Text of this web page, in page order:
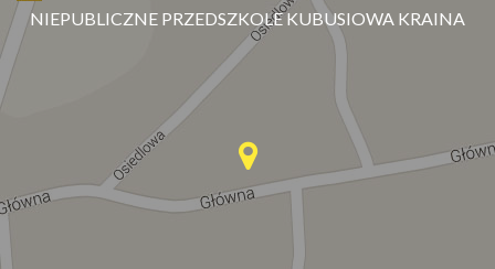
NIEPUBLICZNE PRZEDSZKOLE KUBUSIOWA KRAINA